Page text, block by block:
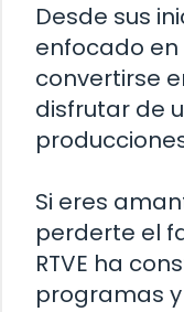
Desde sus
enfocado en
convertirse
disfrutar de
Si eres
perderte el
RTVE ha
programas